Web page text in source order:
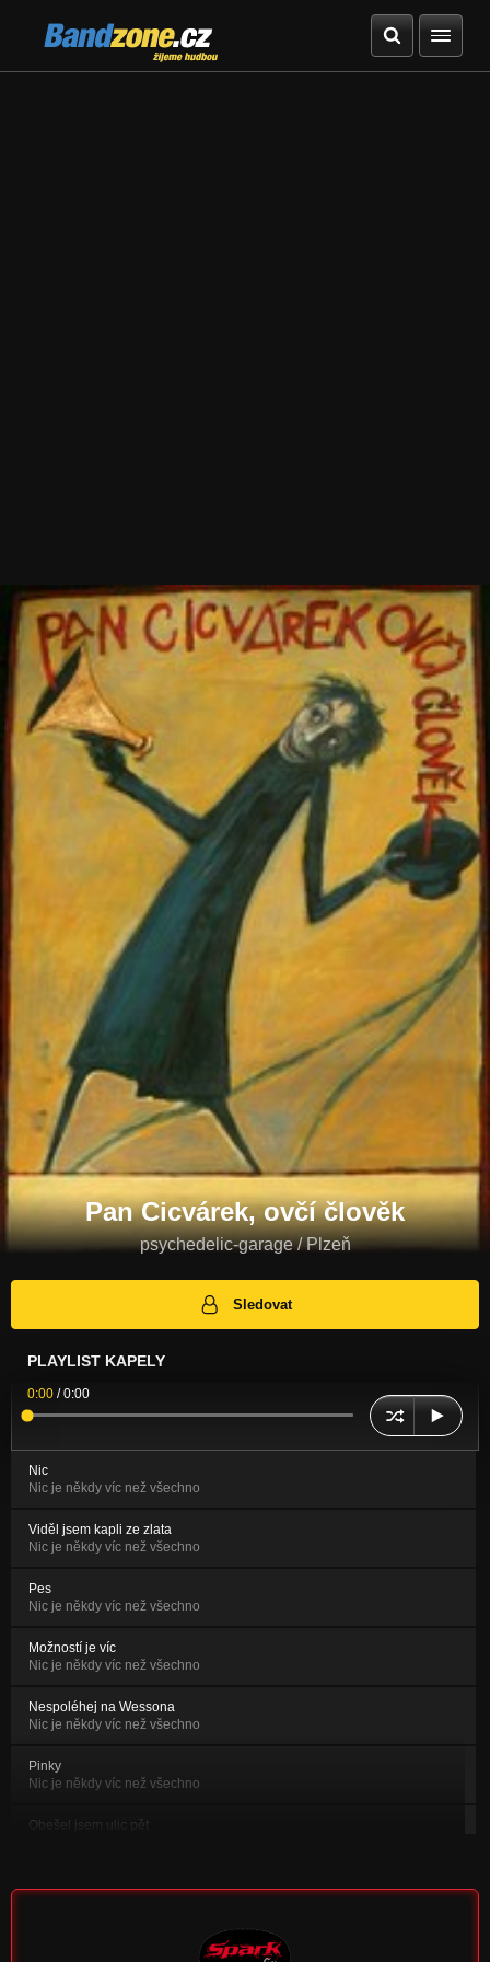
Bandzone.cz
žijeme hudbou
Pan Cicvárek, ovčí člověk
psychedelic-garage / Plzeň
Sledovat
PLAYLIST KAPELY
0:00 /0:00
Nic
Nic je někdy víc než všechno
Viděl jsem kapli ze zlata
Nic je někdy víc než všechno
Pes
Nic je někdy víc než všechno
Možností je víc
Nic je někdy víc než všechno
Nespoléhej na Wessona
Nic je někdy víc než všechno
Pinky
Nic je někdy víc než všechno
Obešel jsem ulic pět